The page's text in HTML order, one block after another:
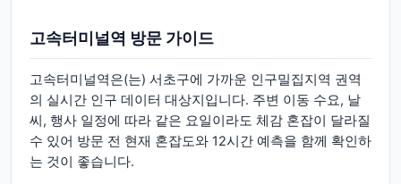
고속터미널역 방문 가이드
고속터미널역은(는) 서초구에 가까운 인구밀집지역 권역
의 실시간 인구 데이터 대상지입니다. 주변 이동 수요, 날
씨, 행사 일정에 따라 같은 요일이라도 체감 혼잡이 달라질
수 있어 방문 전 현재 혼잡도와 12시간 예측을 함께 확인하
는 것이 좋습니다.